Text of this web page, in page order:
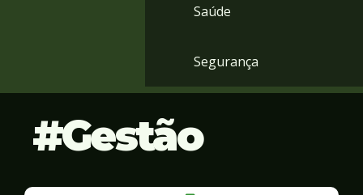
Saúde
Segurança
Gestão